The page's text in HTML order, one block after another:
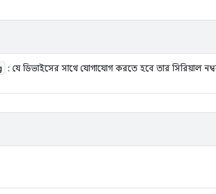
: যে ডিভাইসের সাথে যোগাযোগ করতে হবে তার সিরিয়াল